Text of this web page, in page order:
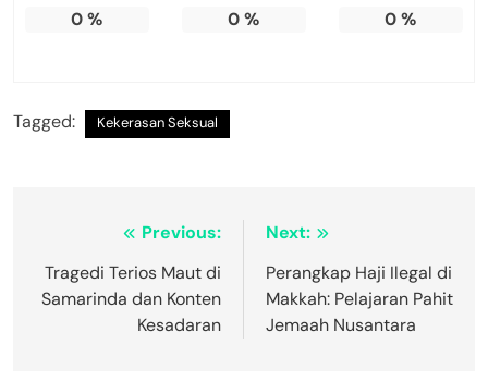
0% 0% 0%
Tagged: Kekerasan Seksual
Navigasi
pos
Previous:
Tragedi Terios Maut di
Samarinda dan Konten
Kesadaran
Next:
Perangkap Haji Ilegal di
Makkah: Pelajaran Pahit
Jemaah Nusantara